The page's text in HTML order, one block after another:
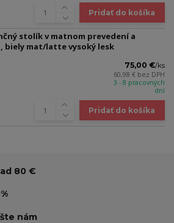
Pridať do košíka
stolík v matnom prevedení a
biely mat/latte vysoký lesk
75,00 €/ks
60,98 € bez DPH
3 - 8 pracovných
dní
Pridať do košíka
80 €
nám